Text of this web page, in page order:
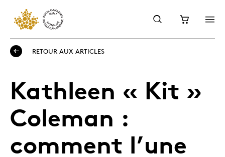
RETOUR AUX ARTICLES
Kathleen « Kit »
Coleman :
comment l’une